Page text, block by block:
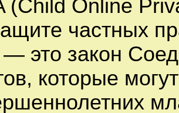
(Child Online
частных
— это закон
которые